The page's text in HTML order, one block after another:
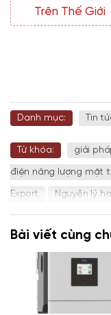
Trên Thế Giới
Danh mục: Tin
Từ khóa: giải
điện năng lượng mặt
Export Nguyên lý
điện mặt trời
vũng tàu điện mặt
điện mặt trời
điện mặt trời
Mặt Trời Quảng Ngãi
Bài viết cùng